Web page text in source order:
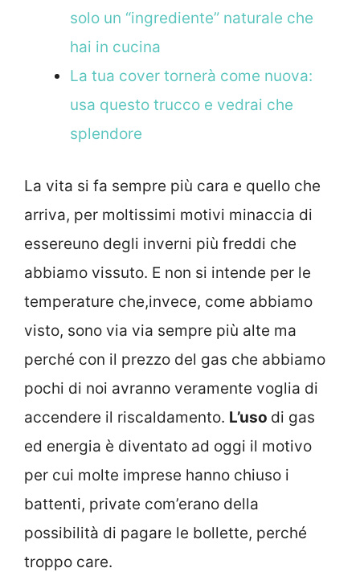
solo un “ingrediente” naturale che
hai in cucina
La tua cover tornerà come nuova:
usa questo trucco e vedrai che
splendore
La vita si fa sempre più cara e quello che
arriva, per moltissimi motivi minaccia di
essereuno degli inverni più freddi che
abbiamo vissuto. E non si intende per le
temperature che,invece, come abbiamo
visto, sono via via sempre più alte ma
perché con il prezzo del gas che abbiamo
pochi di noi avranno veramente voglia di
accendere il riscaldamento. L’uso di gas
ed energia è diventato ad oggi il motivo
per cui molte imprese hanno chiuso i
battenti, private com’erano della
possibilità di pagare le bollette, perché
troppo care.